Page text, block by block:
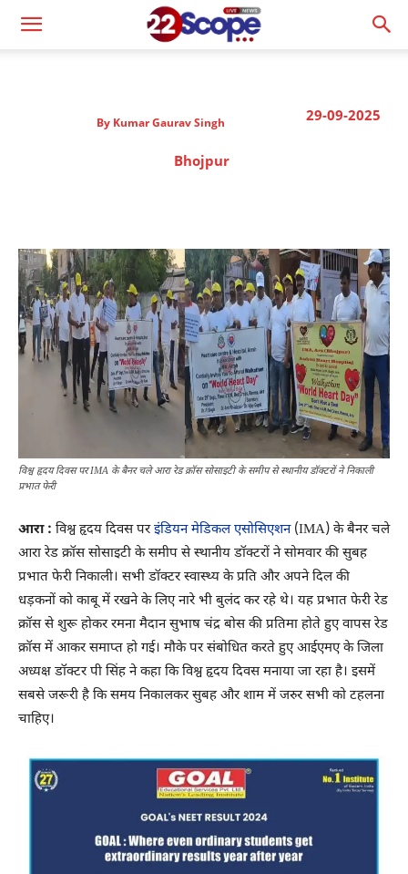
29-09-2025
By Kumar Gaurav Singh
Bhojpur
विश्व हृदय दिवस पर IMA के बैनर चले आरा रेड क्रॉस सोसाइटी के समीप से स्थानीय डॉक्टरों ने निकाली
प्रभात फेरी
आरा : विश्व हृदय दिवस परइंडियन मेडिकल एसोसिएशन(IMA) के बैनर चले
आरा रेड क्रॉस सोसाइटी के समीप से स्थानीय डॉक्टरों ने सोमवार की सुबह
प्रभात फेरी निकाली। सभी डॉक्टर स्वास्थ्य के प्रति और अपने दिल की
धड़कनों को काबू में रखने के लिए नारे भी बुलंद कर रहे थे। यह प्रभात फेरी रेड
क्रॉस से शुरू होकर रमना मैदान सुभाष चंद्र बोस की प्रतिमा होते हुए वापस रेड
क्रॉस में आकर समाप्त हो गई। मौके पर संबोधित करते हुए आईएमए के जिला
अध्यक्ष डॉक्टर पी सिंह ने कहा कि विश्व हृदय दिवस मनाया जा रहा है। इसमें
सबसे जरूरी है कि समय निकालकर सुबह और शाम में जरुर सभी को टहलना
चाहिए।